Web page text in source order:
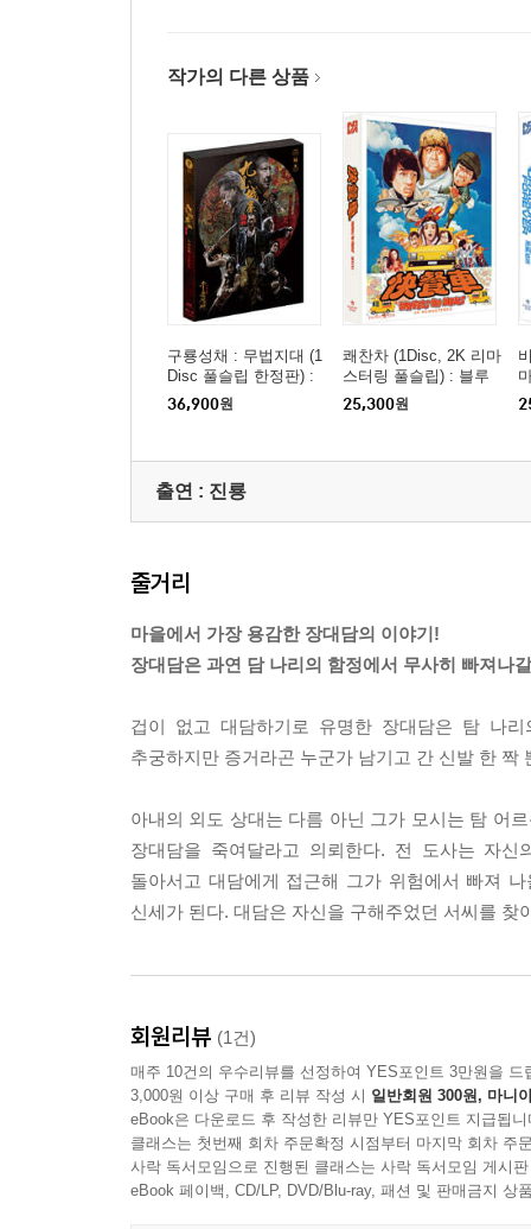
작가의 다른 상품
구룡성채 : 무법지대 (1
Disc 풀슬립 한정판) :
블루레이
36,900원
쾌찬차 (1Disc, 2K 리마
스터링 풀슬립) : 블루
레이
25,300원
출연 : 진룡
줄거리
마을에서 가장 용감한 장대담의 이야기!
장대담은 과연 담 나리의 함정에서 무사히 빠져나
겁이 없고 대담하기로 유명한 장대담은 탐 나
추궁하지만 증거라곤 누군가 남기고 간 신발 한 짝
아내의 외도 상대는 다름 아닌 그가 모시는 탐 어
장대담을 죽여달라고 의뢰한다. 전 도사는 자
돌아서고 대담에게 접근해 그가 위험에서 빠져
신세가 된다. 대담은 자신을 구해주었던 서씨를 찾
회원리뷰 (1건)
매주 10건의 우수리뷰를 선정하여 YES포인트 3만원을 드
3,000원 이상 구매 후 리뷰 작성 시 일반회원 300원, 마니
eBook은 다운로드 후 작성한 리뷰만 YES포인트 지급됩니
클래스는 첫번째 회차 주문확정 시점부터 마지막 회차 주
사락 독서모임으로 진행된 클래스는 사락 독서모임 게시
eBook 페이백, CD/LP, DVD/Blu-ray, 패션 및 판매금지 상